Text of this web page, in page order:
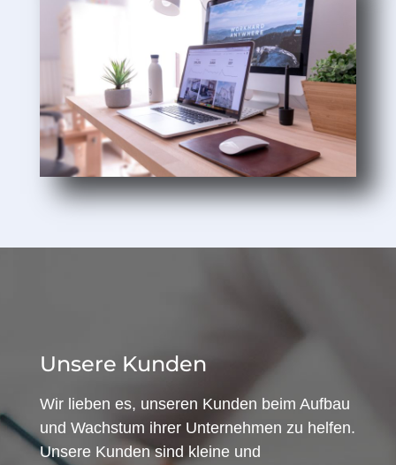
Unsere Kunden
Wir lieben es, unseren Kunden beim Aufbau
und Wachstum ihrer Unternehmen zu helfen.
Unsere Kunden sind kleine und